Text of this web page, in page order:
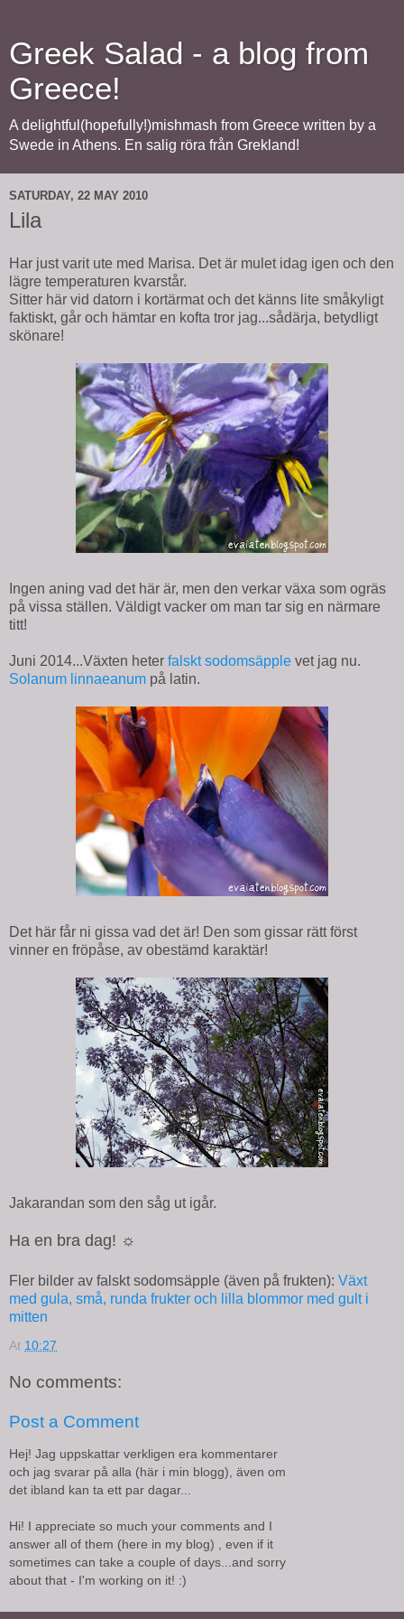
Greek Salad - a blog from
Greece!
A delightful(hopefully!)mishmash from Greece written by a
Swede in Athens. En salig röra från Grekland!
SATURDAY, 22 MAY 2010
Lila
Har just varit ute med Marisa. Det är mulet idag igen och den
lägre temperaturen kvarstår.
Sitter här vid datorn i kortärmat och det känns lite småkyligt
faktiskt, går och hämtar en kofta tror jag...sådärja, betydligt
skönare!
Ingen aning vad det här är, men den verkar växa som ogräs
på vissa ställen. Väldigt vacker om man tar sig en närmare
titt!
Juni 2014...Växten heter falskt sodomsäpple vet jag nu.
Solanum linnaeanum på latin.
Det här får ni gissa vad det är! Den som gissar rätt först
vinner en fröpåse, av obestämd karaktär!
Jakarandan som den såg ut igår.
Ha en bra dag! ☼
Fler bilder av falskt sodomsäpple (även på frukten): Växt
med gula, små, runda frukter och lilla blommor med gult i
mitten
At 10:27
No comments:
Post a Comment
Hej! Jag uppskattar verkligen era kommentarer
och jag svarar på alla (här i min blogg), även om
det ibland kan ta ett par dagar...
Hi! I appreciate so much your comments and I
answer all of them (here in my blog) , even if it
sometimes can take a couple of days...and sorry
about that - I'm working on it! :)